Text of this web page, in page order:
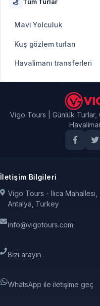
Mavi Yolculuk
Kuş gözlem turları
Havalimanı transferleri
Vigo Tours | Günlük Turlar,
İletişim Bilgileri
Vigo Tours - Ilıca
Antalya, Turkey
info@vigotours.com
Bizi arayın
WhatsApp ile iletişime geç